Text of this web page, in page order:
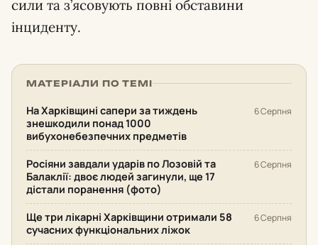
сили та з’ясовують повні обставини
інциденту.
МАТЕРІАЛИ ПО ТЕМІ
На Харківщині сапери за тиждень
знешкодили понад 1000
вибухонебезпечних предметів
6 Серпня
Росіяни завдали ударів по Лозовій та
Балаклії: двоє людей загинули, ще 17
дістали поранення (фото)
6 Серпня
Ще три лікарні Харківщини отримали 58
сучасних функціональних ліжок
6 Серпня